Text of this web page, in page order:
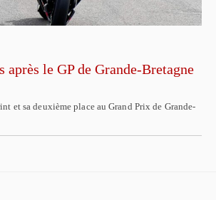
après le GP de Grande-Bretagne
et sa deuxième place au Grand Prix de Grande-